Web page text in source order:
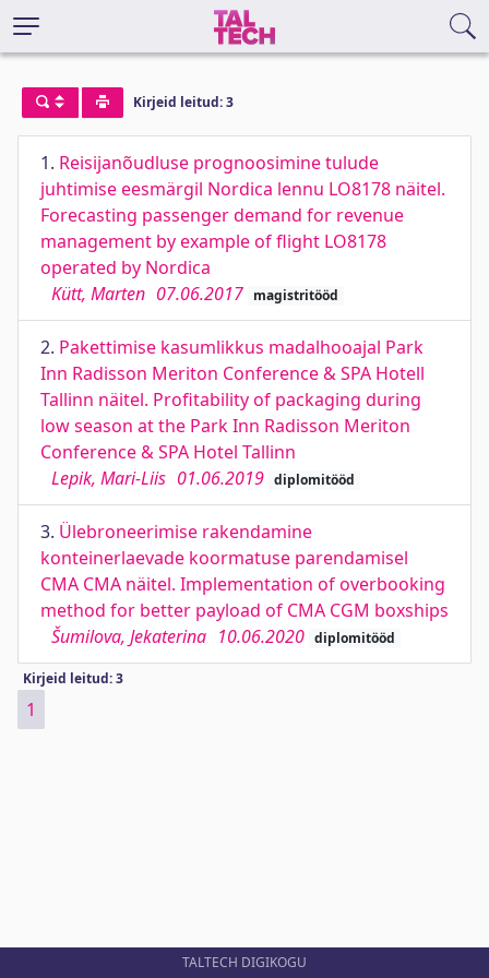
Kirjeid leitud: 3
1. Reisijanõudluse prognoosimine tulude
juhtimise eesmärgil Nordica lennu LO8178 näitel.
Forecasting passenger demand for revenue
management by example of flight LO8178
operated by Nordica
Kütt, Marten 07.06.2017 magistritööd
2. Pakettimise kasumlikkus madalhooajal Park
Inn Radisson Meriton Conference & SPA Hotell
Tallinn näitel. Profitability of packaging during
low season at the Park Inn Radisson Meriton
Conference & SPA Hotel Tallinn
Lepik, Mari-Liis 01.06.2019 diplomitööd
3. Ülebroneerimise rakendamine
konteinerlaevade koormatuse parendamisel
CMA CMA näitel. Implementation of overbooking
method for better payload of CMA CGM boxships
Šumilova, Jekaterina 10.06.2020 diplomitööd
Kirjeid leitud: 3
1
TALTECH DIGIKOGU